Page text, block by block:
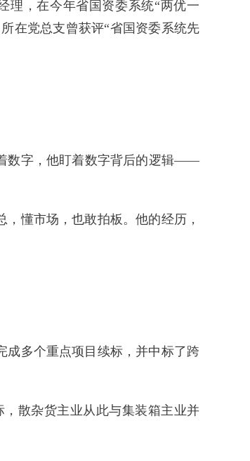
理，在今年省国资委系统“两优一
在党总支曾获评“省国资委系统先
数字，他盯着数字背后的逻辑——
懂市场，也敢拍板。他的经历，
成多个重点项目续标，并中标了跨
散杂货主业从此与集装箱主业并